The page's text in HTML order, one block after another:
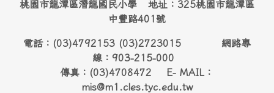
桃園市龍潭區潛龍國民小學 地址：325桃園市龍潭區
中豐路401號
電話：(03)4792153 (03)2723015 網路專
線：903-215-000
傳真：(03)4708472 E- MAIL：
mis@m1.cles.tyc.edu.tw